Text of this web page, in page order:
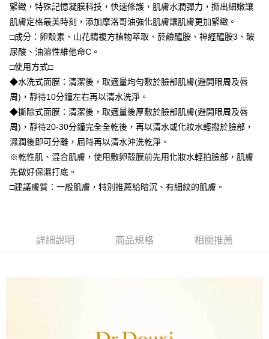
2.付款方式選擇「大哥付你分期」，訂單成立後會自動跳轉到大哥付的交易
流程，驗證手機門號後，選擇欲分期的期數、繳款截止日，確認付款後即完
成交易。
3.實際核准額度、可分期數及費用金額請依後續交易確認頁面所載為準。
4.訂單成立30分鐘內，如未前往確認交易或遇審核未通過，訂單將自動取
法說明評估內容。
【繳款方式說明】
1.分期款項不併入電信帳單，「大哥付你分期」於每月結算日後寄送繳費提
醒簡訊。
2.透過簡訊連結打開帳單後，可選擇「超商條碼／台灣大直營門市／銀行轉
帳／街口支付／iPASS MONEY」等通路繳費。
【注意事項】
1.本服務係由「台灣大哥大股份有限公司」（以下簡稱本公司）所提供，讓
用戶於交易時，得透過本服務購買商品或服務，並由商店將買賣／分期付款
買賣價金債權讓與本公司後，依約使用本公司帳單繳交帳款。
2.基於同意付款使用「大哥付你分期」之契約關係目的，商店將以您的個人
相關說明
【關於「AFTEE先享後付」】
AFTEE先享後付是「在收到商品之後才付款」的支付方式。 讓您購物簡單
便利好安心！
１．簡單：不需註冊會員、不需綁卡、不需儲值。
２．便利：只要手機號碼，簡訊認證，即可結帳。
【「AFTEE先享後付」結帳流程】
１．於結帳方式選擇「AFTEE先享後付」後，將跳轉至「AFTEE先享後付」
結帳頁面，進行簡訊認證並確認金額後，即可完成結帳。
２．訂單成立數日內，您將收到繳費通知簡訊。
３．收到繳費通知簡訊後14天內，點擊此簡訊中的連結，可透過四大超商／
※ 請注意：結帳手續完成當下不需立刻繳費，但若您需要取消訂單，請聯絡
購買商品的店家。未經商家同意取消之訂單仍視為有效，需透過AFTEE先享
後付繳納相關費用。
※ 交易是否成功請以「AFTEE先享後付 」之結帳頁面顯示為準，若有關於
【注意事項】
４．使用「AFTEE先享後付」時，將依據個別帳號之用戶狀況，依本公司即
貨到付款
運送方式
全家付款取貨
每筆NT$70，滿NT$699(含以上)免運費
付款後全家取貨
每筆NT$70，滿NT$699(含以上)免運費
萊爾富取貨付款
每筆NT$70，滿NT$1,000(含以上)免運費
緊緻，特殊記憶凝膜科技，快速修護，肌膚水潤彈力，撕出細嫩讓
肌膚定格最美時刻，添加摩洛哥油強化肌膚讓肌膚更加緊緻。
□成分：卵殼素、山花精複方植物萃取、菸鹼醯胺、神經醯胺3、玻
尿酸、油溶性維他命C。
□使用方式□
◆水洗式面膜：清潔後，取適量均勻敷於臉部肌膚(避開眼周及唇
周)，靜待10分鐘左右再以清水洗淨。
◆撕除式面膜：清潔後，取適量後厚敷於臉部肌膚(避開眼周及唇
周)，靜待20-30分鐘完全全乾後，再以清水或化妝水輕撥於臉部，
濕潤後即可分離，屆時再以清水沖洗乾淨。
※乾性肌、混合肌膚，使用敷卵殼膜前先用化妝水輕拍臉部，肌膚
先做好保濕打底。
□建議膚質：一般肌膚，特別推薦給暗沉、有細紋的肌膚。
詳細說明 商品規格 相關推薦